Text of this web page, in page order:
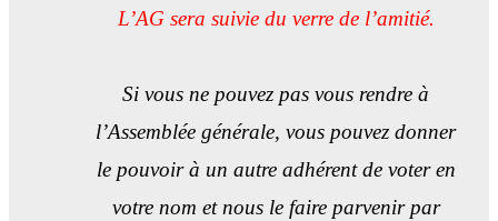
L’AG sera suivie du verre de l’amitié.
Si vous ne pouvez pas vous rendre à
l’Assemblée générale, vous pouvez donner
le pouvoir à un autre adhérent de voter en
votre nom et nous le faire parvenir par